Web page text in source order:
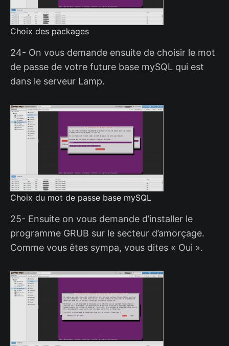
Choix des packages
24- On vous demande ensuite de choisir le mot
de passe de votre future base mySQL qui est
dans le serveur Lamp.
Choix du mot de passe base mySQL
25- Ensuite on vous demande d’installer le
programme GRUB sur le secteur d’amorçage.
Comme vous êtes sympa, vous dites « Oui ».